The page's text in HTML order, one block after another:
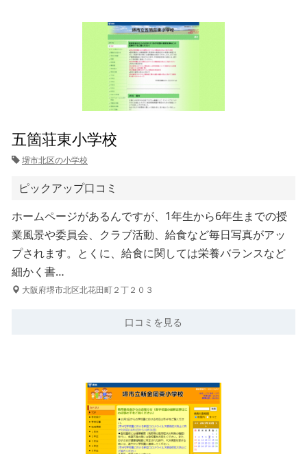
五箇荘東小学校
堺市北区の小学校
ピックアップ口コミ
ホームページがあるんですが、1年生から6年生までの授
業風景や委員会、クラブ活動、給食など毎日写真がアッ
プされます。とくに、給食に関しては栄養バランスなど
細かく書…
大阪府堺市北区北花田町２丁２０３
口コミを見る